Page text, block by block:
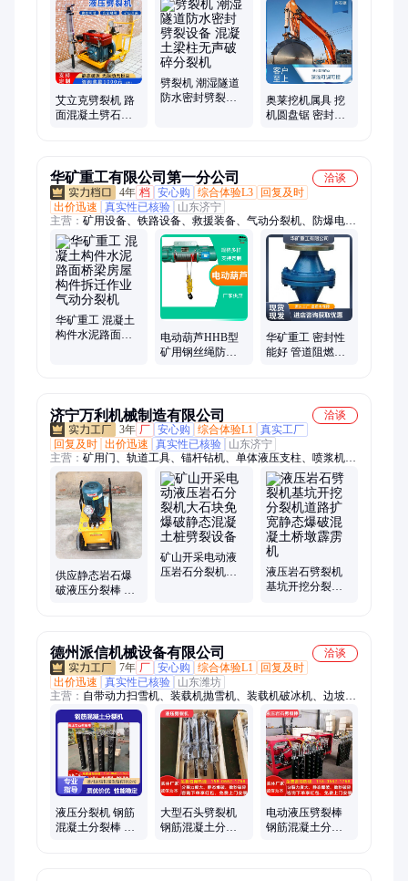
机、挖机清淤泵、相贯线切割机、电磁吸盘、滑移装载机、蒸汽
养护机、升降柱、扫地车、热熔划线机、皮带硫化机、挖机加长
臂、破碎锤、避障式割草机、隧道凿毛机、护栏清洗机、马路吹
风机
艾立克劈裂机 路
面混凝土劈石机
劈裂机 潮湿隧道
防水密封劈裂设
奥莱挖机属具 挖
机圆盘锯 密封防
华矿重工有限公司第一分公司
洽谈
4年 档 安心购 综合体验L3
回复及时
出价迅速
真实性已核验
山东济宁
主营： 矿用设备、铁路设备、救援装备、气动分裂机、防爆电
器、路面机械、工程机械
华矿重工 混凝土
构件水泥路面桥
电动葫芦HHB型
矿用钢丝绳防爆
华矿重工 密封性
能好 管道阻燃阻
济宁万利机械制造有限公司
洽谈
3年 厂 安心购 综合体验L1 真实工厂
回复及时 出价迅速 真实性已核验
山东济宁
主营： 矿用门、轨道工具、锚杆钻机、单体液压支柱、喷浆机、
风镐破碎镐、无压风门、给煤机、注浆机、矿用防火栅栏门、皮
带硫化机、洗靴机、皮带纠偏装置、凿岩机、防溢裙板、挡尘
帘、矿车轮对、轨道轮、地辊、搅拌桶、矿用电机车、皮带清扫
器、皮带除铁器、料仓空气炮清堵器
供应静态岩石爆
破液压分裂棒 混
矿山开采电动液
压岩石分裂机大
液压岩石劈裂机
基坑开挖分裂机
德州派信机械设备有限公司
洽谈
7年 厂 安心购 综合体验L1
回复及时
出价迅速
真实性已核验
山东潍坊
主营： 自带动力扫雪机、装载机抛雪机、装载机破冰机、边坡硬
石分裂棒、钻裂一体机、挖掘机岩石锯、挖掘机破碎斗、挖掘机
筛分斗、挖掘机开沟机、挖改钻机、岩石劈裂机、非固化喷涂
机、挖掘机电杆夹、挖掘机碎草机、护栏清洗机、挖掘机碎木
机、挖掘机抱夹锯、淤泥固化搅拌头、挖掘机滚筒夯、挖掘机旋
耕机、螺旋方孔钻机、岩石劈裂棒、车载式推雪铲、高速公路绿
篱修剪机、车载式扫雪机、马路吹风机
液压分裂机 钢筋
混凝土分裂棒 边
大型石头劈裂机
钢筋混凝土分裂
电动液压劈裂棒
钢筋混凝土分裂